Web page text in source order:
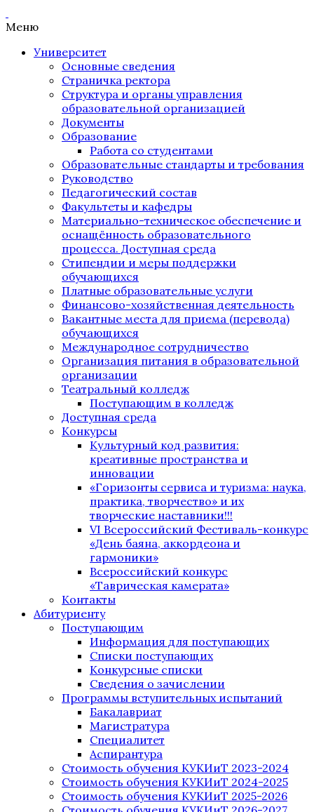
Меню
Университет
Основные сведения
Страничка ректора
Структура и органы управления
образовательной организацией
Документы
Образование
Работа со студентами
Образовательные стандарты и требования
Руководство
Педагогический состав
Факультеты и кафедры
Материально-техническое обеспечение и
оснащённость образовательного
процесса. Доступная среда
Стипендии и меры поддержки
обучающихся
Платные образовательные услуги
Финансово-хозяйственная деятельность
Вакантные места для приема (перевода)
обучающихся
Международное сотрудничество
Организация питания в образовательной
организации
Театральный колледж
Поступающим в колледж
Доступная среда
Конкурсы
Культурный код развития:
креативные пространства и
инновации
«Горизонты сервиса и туризма: наука,
практика, творчество» и их
творческие наставники!!!
VI Всероссийский Фестиваль-конкурс
«День баяна, аккордеона и
гармоники»
Всероссийский конкурс
«Таврическая камерата»
Контакты
Абитуриенту
Поступающим
Информация для поступающих
Списки поступающих
Конкурсные списки
Сведения о зачислении
Программы вступительных испытаний
Бакалавриат
Магистратура
Специалитет
Аспирантура
Стоимость обучения КУКИиТ 2023-2024
Стоимость обучения КУКИиТ 2024-2025
Стоимость обучения КУКИиТ 2025-2026